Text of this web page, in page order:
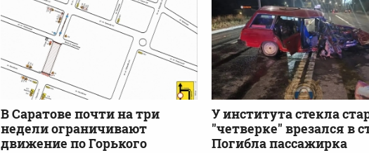
В Саратове почти на три
недели ограничивают
движение по Горького
У института стекла
"четверке" врезался в
Погибла пассажирка